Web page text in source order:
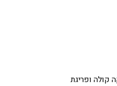
קולה ופריגת